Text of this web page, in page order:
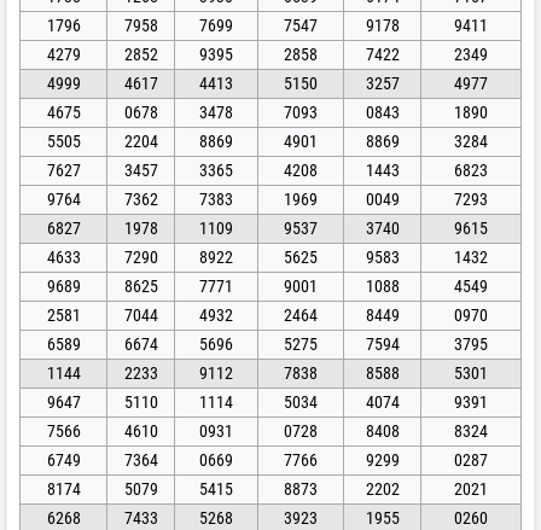
1796
7958 7699 7547 9178
9411
4279
2852 9395 2858 7422
2349
4999
4617 4413 5150 3257
4977
4675
0678 3478 7093 0843
1890
5505
2204 8869 4901 8869
3284
7627
3457 3365 4208 1443
6823
9764
7362 7383 1969 0049
7293
6827
1978 1109 9537 3740
9615
4633
7290 8922 5625 9583
1432
9689
8625 7771 9001 1088
4549
2581
7044 4932 2464 8449
0970
6589
6674 5696 5275 7594
3795
1144
2233 9112 7838 8588
5301
9647
5110 1114 5034 4074
9391
7566
4610 0931 0728 8408
8324
6749
7364 0669 7766 9299
0287
8174
5079 5415 8873 2202
2021
6268
7433 5268 3923 1955
0260